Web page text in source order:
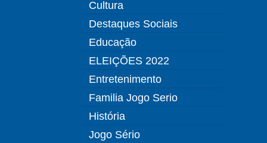
Cultura
Destaques Sociais
Educação
ELEIÇÕES 2022
Entretenimento
Familia Jogo Serio
História
Jogo Sério